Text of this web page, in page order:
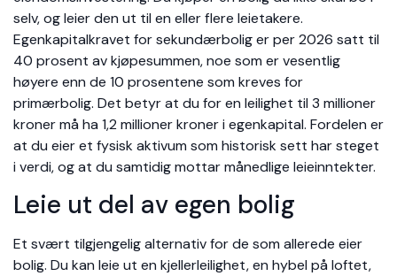
selv, og leier den ut til en eller flere leietakere.
Egenkapitalkravet for sekundærbolig er per 2026 satt til
40 prosent av kjøpesummen, noe som er vesentlig
høyere enn de 10 prosentene som kreves for
primærbolig. Det betyr at du for en leilighet til 3 millioner
kroner må ha 1,2 millioner kroner i egenkapital. Fordelen er
at du eier et fysisk aktivum som historisk sett har steget
i verdi, og at du samtidig mottar månedlige leieinntekter.
Leie ut del av egen bolig
Et svært tilgjengelig alternativ for de som allerede eier
bolig. Du kan leie ut en kjellerleilighet, en hybel på loftet,